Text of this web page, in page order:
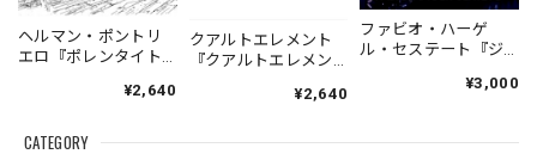
CATEGORY
ヘルマン・ポントリ
エロ『ポレンタイト
Pontoriero『POLENT
la Ribera』
¥2,640
クアルトエレメント
『クアルトエレメン
Cuartoelemento『Cu
（007RECORDS-27）
¥2,640
ファビオ・ハーゲ
ル・セステート『ジ
¥3,000